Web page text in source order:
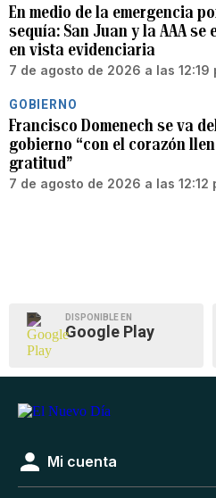
En medio de la emergencia
sequía: San Juan y la AAA se
en vista evidenciaria
7 de agosto de 2026 a las 12:19
GOBIERNO
Francisco Domenech se va
gobierno “con el corazón
gratitud”
7 de agosto de 2026 a las 12:12
DISPONIBLE EN
Google Play
Mi cuenta